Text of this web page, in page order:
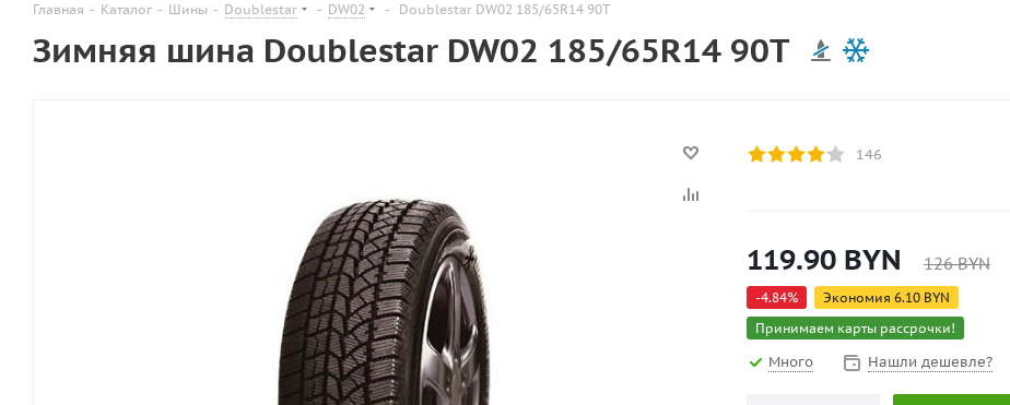
Главная - Каталог - Шины - Doublestar - DW02 - Doublestar DW02 185/65R14 90T
Зимняя шина Doublestar DW02 185/65R14 90T
146
119.90 BYN 126BYN
-4.84% Экономия 6.10 BYN
Принимаем карты рассрочки!
Много Нашли дешевле?